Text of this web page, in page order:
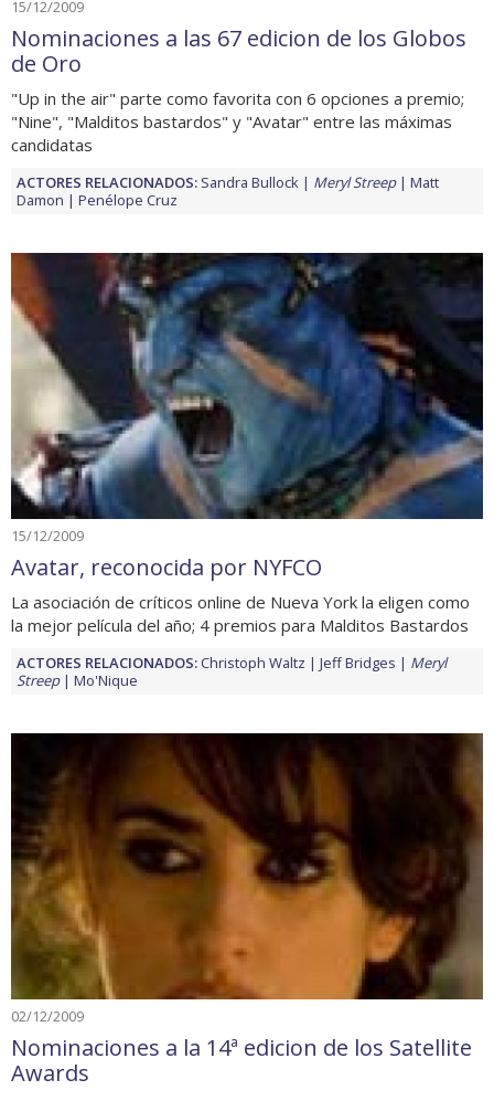
15/12/2009
Nominaciones a las 67 edicion de los Globos
de Oro
"Up in the air" parte como favorita con 6 opciones a premio;
"Nine", "Malditos bastardos" y "Avatar" entre las máximas
candidatas
ACTORES RELACIONADOS: Sandra Bullock Meryl Streep
Matt
Damon
Penélope Cruz
15/12/2009
Avatar, reconocida por NYFCO
La asociación de críticos online de Nueva York la eligen como
la mejor película del año; 4 premios para Malditos Bastardos
ACTORES RELACIONADOS:Christoph Waltz Jeff Bridges
Meryl
Streep
Mo'Nique
02/12/2009
Nominaciones a la 14ª edicion de los Satellite
Awards